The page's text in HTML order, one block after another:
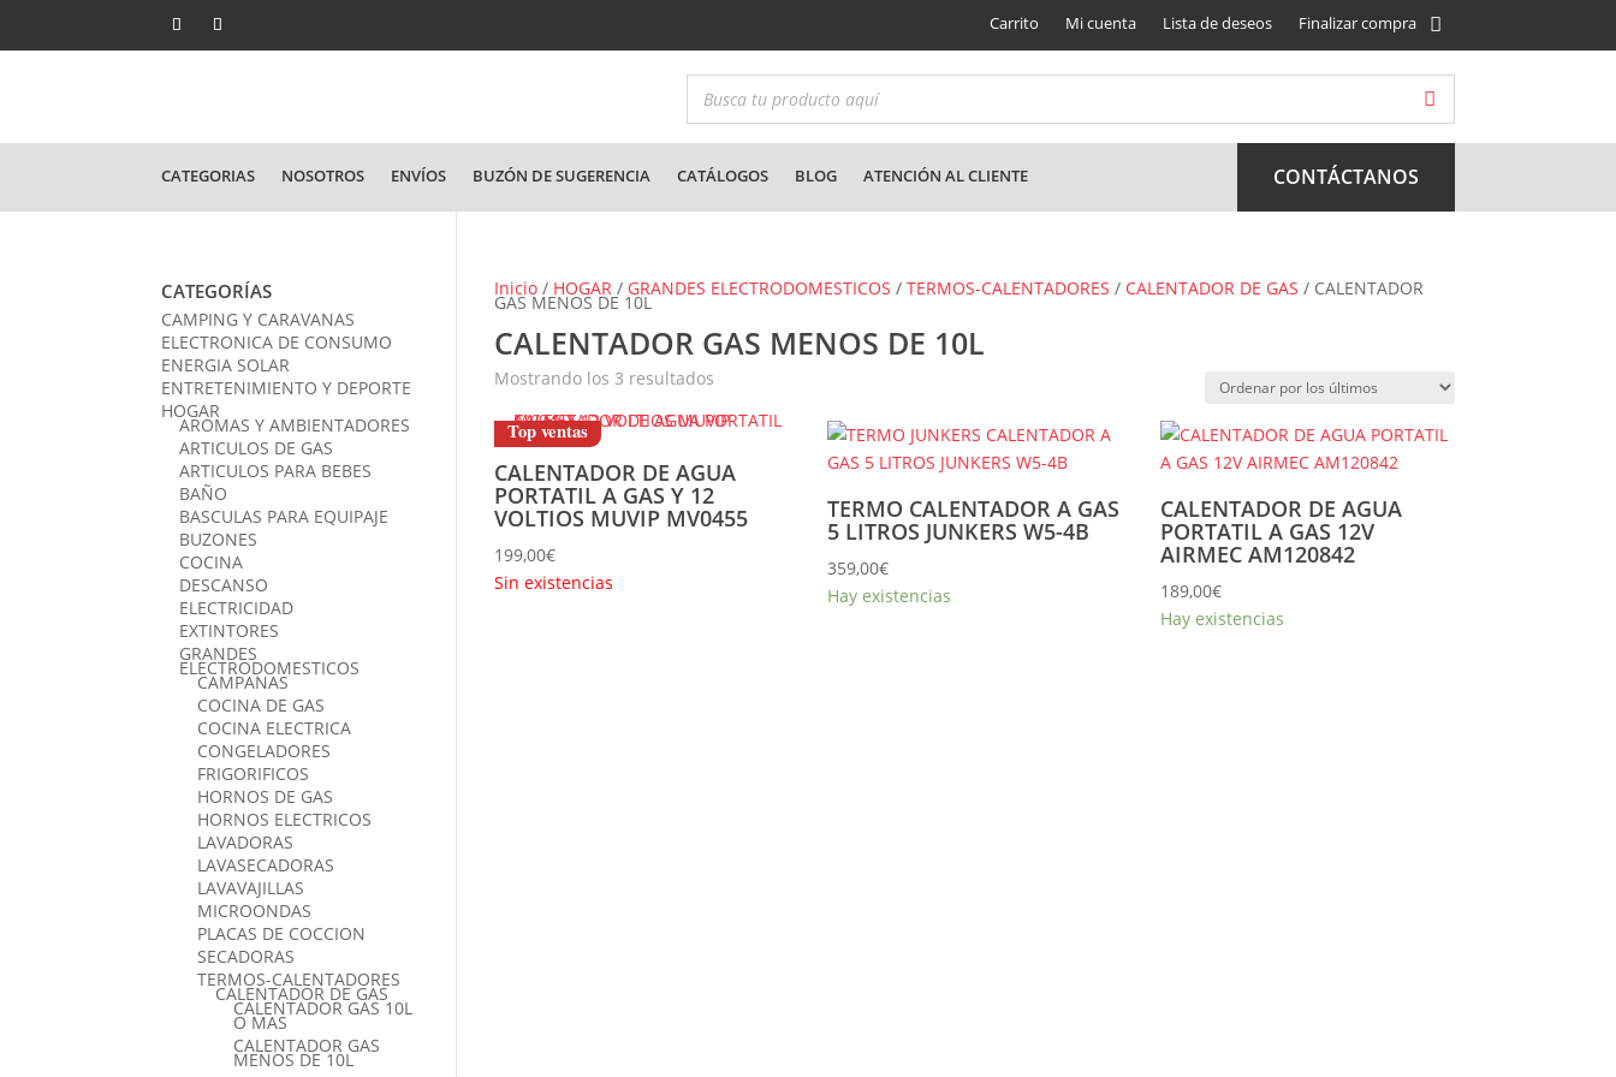
Carrito Mi cuenta Lista de deseos Finalizar compra
CATEGORIAS NOSOTROS ENVÍOS BUZÓN DE SUGERENCIA CATÁLOGOS BLOG ATENCIÓN AL CLIENTE CONTÁCTANOS
Inicio / HOGAR / GRANDES ELECTRODOMESTICOS /TERMOS-CALENTADORES / CALENTADOR DE GAS / CALENTADOR
GAS MENOS DE 10L
CALENTADOR GAS MENOS DE 10L
Mostrando los 3 resultados
últimos
Top ventas
CALENTADOR DE AGUA
PORTATIL A GAS Y 12
VOLTIOS MUVIP MV0455
199,00€
Sin existencias
TERMO CALENTADOR A GAS
5 LITROS JUNKERS W5-4B
359,00€
Hay existencias
CALENTADOR DE AGUA
PORTATIL A GAS 12V
AIRMEC AM120842
189,00€
Hay existencias
CATEGORÍAS
CAMPING Y CARAVANAS
ELECTRONICA DE CONSUMO
ENERGIA SOLAR
ENTRETENIMIENTO Y DEPORTE
HOGAR
AROMAS Y AMBIENTADORES
ARTICULOS DE GAS
ARTICULOS PARA BEBES
BAÑO
BASCULAS PARA EQUIPAJE
BUZONES
COCINA
DESCANSO
ELECTRICIDAD
EXTINTORES
GRANDES
ELECTRODOMESTICOS
CAMPANAS
COCINA DE GAS
COCINA ELECTRICA
CONGELADORES
FRIGORIFICOS
HORNOS DE GAS
HORNOS ELECTRICOS
LAVADORAS
LAVASECADORAS
LAVAVAJILLAS
MICROONDAS
PLACAS DE COCCION
SECADORAS
TERMOS-CALENTADORES
CALENTADOR DE GAS
CALENTADOR GAS 10L
O MAS
CALENTADOR GAS
MENOS DE 10L